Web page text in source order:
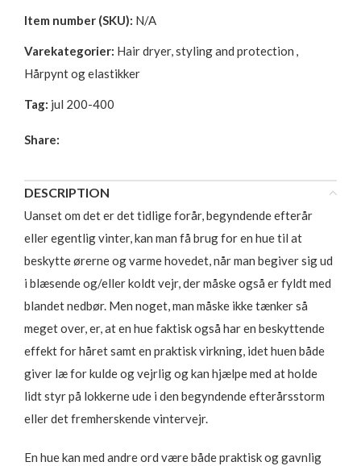
Item number (SKU): N/A
Varekategorier: Hair dryer, styling and protection ,
Hårpynt og elastikker
Tag: jul 200-400
Share:
DESCRIPTION
Uanset om det er det tidlige forår, begyndende efterår
eller egentlig vinter, kan man få brug for en hue til at
beskytte ørerne og varme hovedet, når man begiver sig ud
i blæsende og/eller koldt vejr, der måske også er fyldt med
blandet nedbør. Men noget, man måske ikke tænker så
meget over, er, at en hue faktisk også har en beskyttende
effekt for håret samt en praktisk virkning, idet huen både
giver læ for kulde og vejrlig og kan hjælpe med at holde
lidt styr på lokkerne ude i den begyndende efterårsstorm
eller det fremherskende vintervejr.
En hue kan med andre ord være både praktisk og gavnlig